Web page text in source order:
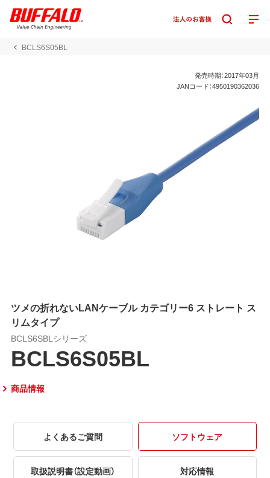
BCLS6S05BL
発売時期：2017年03月
JANコード：4950190362036
ツメの折れないLANケーブル カテゴリー6 ストレート ス
リムタイプ
BCLS6SBLシリーズ
BCLS6S05BL
商品情報
よくあるご質問 ソフトウェア
取扱説明書（設定動画） 対応情報